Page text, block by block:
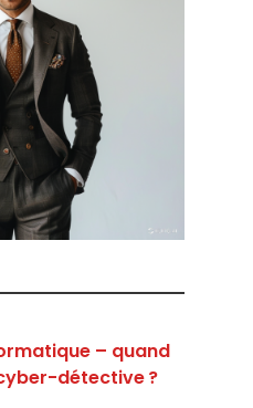
– quand
détective ?